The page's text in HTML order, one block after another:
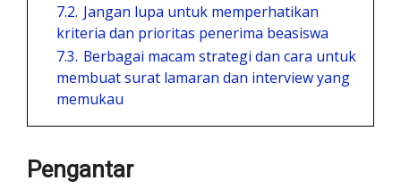
7.2. Jangan lupa untuk memperhatikan
kriteria dan prioritas penerima beasiswa
7.3. Berbagai macam strategi dan cara untuk
membuat surat lamaran dan interview yang
memukau
Pengantar